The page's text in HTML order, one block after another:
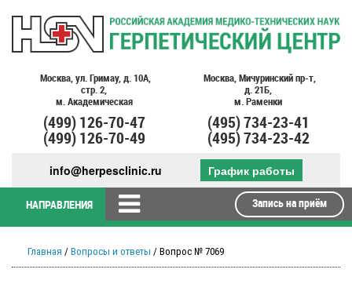
Москва, ул. Гримау, д. 10А,
стр. 2,
м. Академическая
(499)126-70-47
(499)126-70-49
Москва, Мичуринский пр-т,
д. 21Б,
м. Раменки
(495)734-23-41
(495)734-23-42
info@herpesclinic.ru График работы
НАПРАВЛЕНИЯ Запись на приём
Главная / Вопросы и ответы / Вопрос № 7069